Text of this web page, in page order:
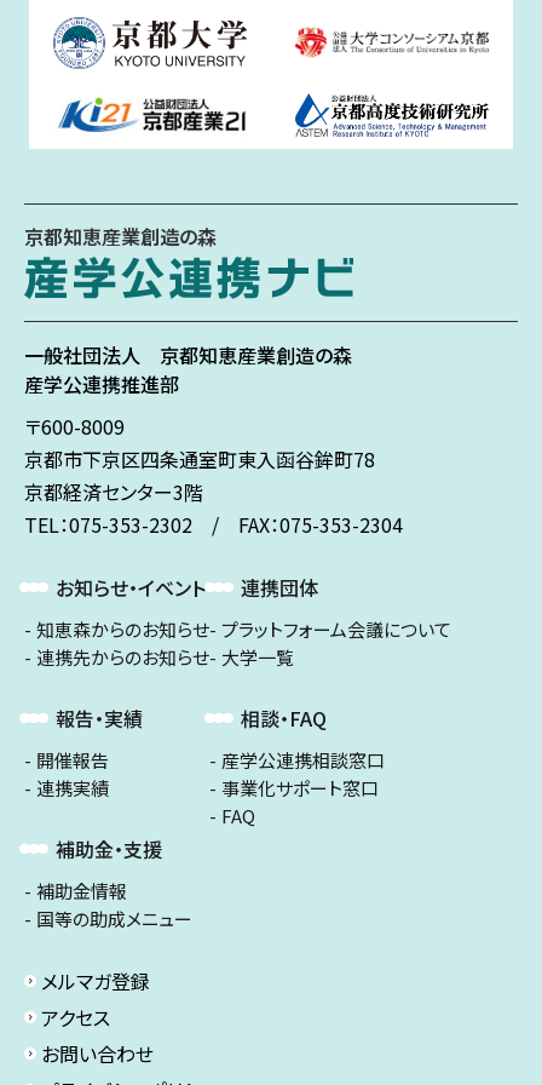
京都知恵産業創造の森
一般社団法人 京都知恵産業創造の森
産学公連携推進部
〒600-8009
京都市下京区四条通室町東入函谷鉾町78
京都経済センター3階
TEL：075-353-2302 / FAX：075-353-2304
お知らせ・イベント
知恵森からのお知らせ
連携先からのお知らせ
報告・実績
開催報告
連携実績
補助金・支援
補助金情報
国等の助成メニュー
連携団体
プラットフォーム会議について
大学一覧
相談・FAQ
産学公連携相談窓口
事業化サポート窓口
FAQ
メルマガ登録
アクセス
お問い合わせ